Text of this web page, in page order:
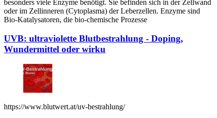
besonders viele Enzyme benötigt. Sie befinden sich in der Zellwand
oder im Zellinneren (Cytoplasma) der Leberzellen. Enzyme sind
Bio-Katalysatoren, die bio-chemische Prozesse
UVB: ultraviolette Blutbestrahlung - Doping,
Wundermittel oder wirku
https://www.blutwert.at/uv-bestrahlung/